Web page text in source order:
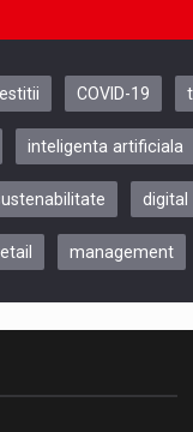
Happen!, CLUJ, 9
COVID-19
inteligenta artificiala
digital
management